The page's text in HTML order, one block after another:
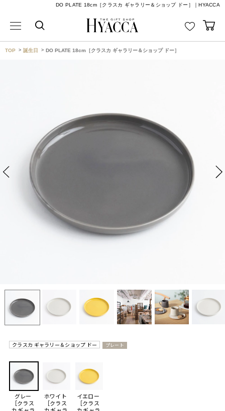
DO PLATE 18cm［クラスカ ギャラリー＆ショップ ドー］｜HYACCA
TOP 誕生日 DO PLATE 18cm［クラスカ ギャラリー＆ショップ ドー］
クラスカ ギャラリー＆ショップ ドー プレート
グレー
［クラス
ホワイト
［クラス
イエロー
［クラス